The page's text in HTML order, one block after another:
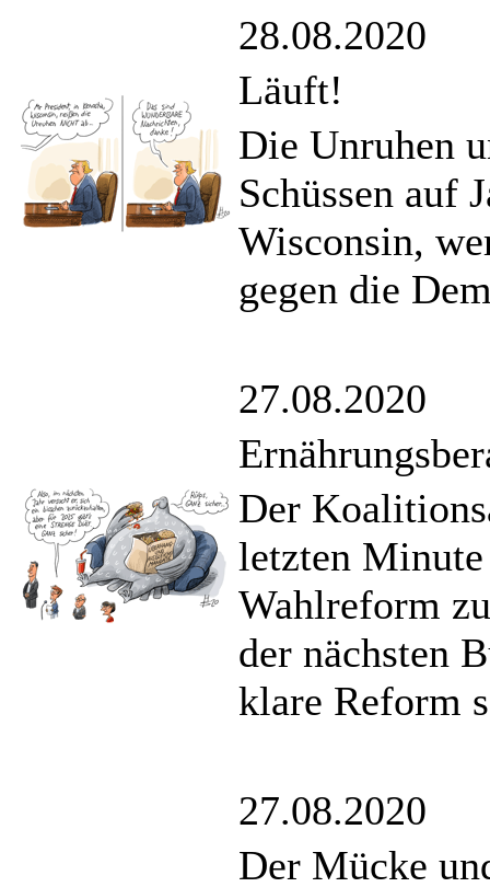
28.08.2020
Läuft!
Die Unruhen
Schüssen auf
Wisconsin,
gegen die
27.08.2020
Der
letzten
Wahlreform
der nächsten
klare Reform
27.08.2020
Der Mücke